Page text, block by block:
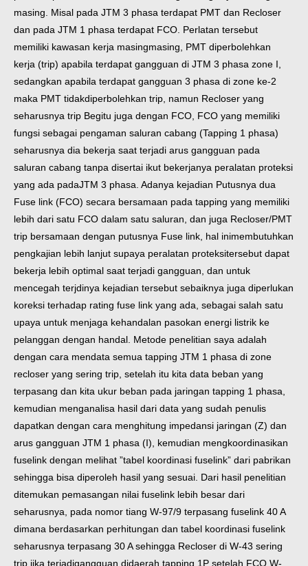
masing. Misal pada JTM 3 phasa terdapat PMT dan Recloser
dan pada JTM 1 phasa terdapat FCO. Perlatan tersebut
memiliki kawasan kerja masingmasing, PMT diperbolehkan
kerja (trip) apabila terdapat gangguan di JTM 3 phasa zone I,
sedangkan apabila terdapat gangguan 3 phasa di zone ke-2
maka PMT tidakdiperbolehkan trip, namun Recloser yang
seharusnya trip Begitu juga dengan FCO, FCO yang memiliki
fungsi sebagai pengaman saluran cabang (Tapping 1 phasa)
seharusnya dia bekerja saat terjadi arus gangguan pada
saluran cabang tanpa disertai ikut bekerjanya peralatan proteksi
yang ada padaJTM 3 phasa. Adanya kejadian Putusnya dua
Fuse link (FCO) secara bersamaan pada tapping yang memiliki
lebih dari satu FCO dalam satu saluran, dan juga Recloser/PMT
trip bersamaan dengan putusnya Fuse link, hal inimembutuhkan
pengkajian lebih lanjut supaya peralatan proteksitersebut dapat
bekerja lebih optimal saat terjadi gangguan, dan untuk
mencegah terjdinya kejadian tersebut sebaiknya juga diperlukan
koreksi terhadap rating fuse link yang ada, sebagai salah satu
upaya untuk menjaga kehandalan pasokan energi listrik ke
pelanggan dengan handal. Metode penelitian saya adalah
dengan cara mendata semua tapping JTM 1 phasa di zone
recloser yang sering trip, setelah itu kita data beban yang
terpasang dan kita ukur beban pada jaringan tapping 1 phasa,
kemudian menganalisa hasil dari data yang sudah penulis
dapatkan dengan cara menghitung impedansi jaringan (Z) dan
arus gangguan JTM 1 phasa (I), kemudian mengkoordinasikan
fuselink dengan melihat ”tabel koordinasi fuselink” dari pabrikan
sehingga bisa diperoleh hasil yang sesuai. Dari hasil penelitian
ditemukan pemasangan nilai fuselink lebih besar dari
seharusnya, pada nomor tiang W-97/9 terpasang fuselink 40 A
dimana berdasarkan perhitungan dan tabel koordinasi fuselink
seharusnya terpasang 30 A sehingga Recloser di W-43 sering
trip jika terjadigangguan didaerah tapping 1P setelah FCO W-